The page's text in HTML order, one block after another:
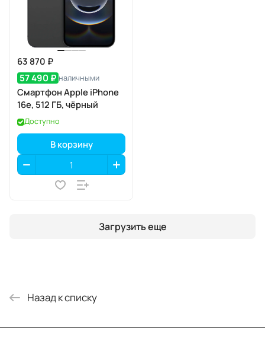
63 870 ₽
57 490 ₽ наличными
Смартфон Apple iPhone
16e, 512 ГБ, чёрный
Доступно
В корзину
Загрузить еще
Назад к списку